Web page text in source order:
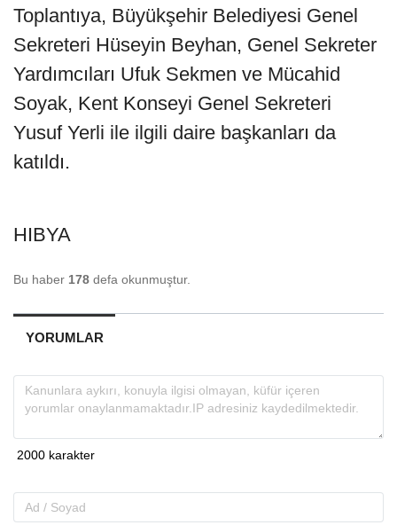
Toplantıya, Büyükşehir Belediyesi Genel
Sekreteri Hüseyin Beyhan, Genel Sekreter
Yardımcıları Ufuk Sekmen ve Mücahid
Soyak, Kent Konseyi Genel Sekreteri
Yusuf Yerli ile ilgili daire başkanları da
katıldı.
HIBYA
Bu haber 178 defa okunmuştur.
YORUMLAR